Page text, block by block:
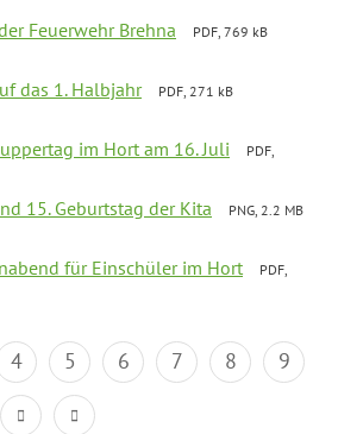
Feuerwehr Brehna
PDF, 769 kB
das 1. Halbjahr
PDF, 271 kB
im Hort am 16. Juli
PDF,
15. Geburtstag der Kita
PNG, 2.2 MB
für Einschüler im Hort
PDF,
4 5 6 7 8
9